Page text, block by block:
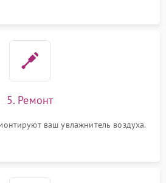
5. Ремонт
ваш увлажнитель воздуха.